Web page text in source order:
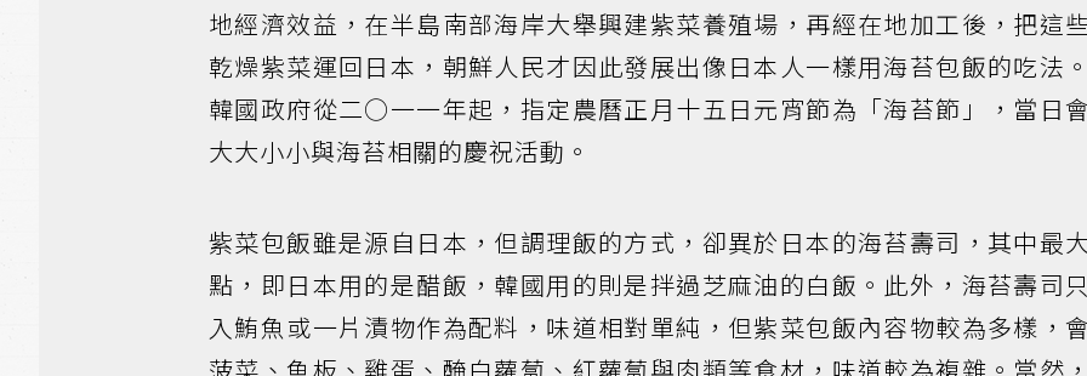
地經濟效益，在半島南部海岸大舉興建紫菜養殖場，再經在地加工後，把這
乾燥紫菜運回日本，朝鮮人民才因此發展出像日本人一樣用海苔包飯的吃法
韓國政府從二○一一年起，指定農曆正月十五日元宵節為「海苔節」，當日
大大小小與海苔相關的慶祝活動。
紫菜包飯雖是源自日本，但調理飯的方式，卻異於日本的海苔壽司，其中最
點，即日本用的是醋飯，韓國用的則是拌過芝麻油的白飯。此外，海苔壽司
入鮪魚或一片漬物作為配料，味道相對單純，但紫菜包飯內容物較為多樣，